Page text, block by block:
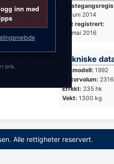
inn med
pris.
Hagen / Parc Fermé
17. juni 2014
Sist registrert:
19. mai 2016
Tekniske
Årsmodell: 1992
Motorvolum:
Effekt: 235 hk
Vekt: 1300 kg
Alle rettigheter reservert.